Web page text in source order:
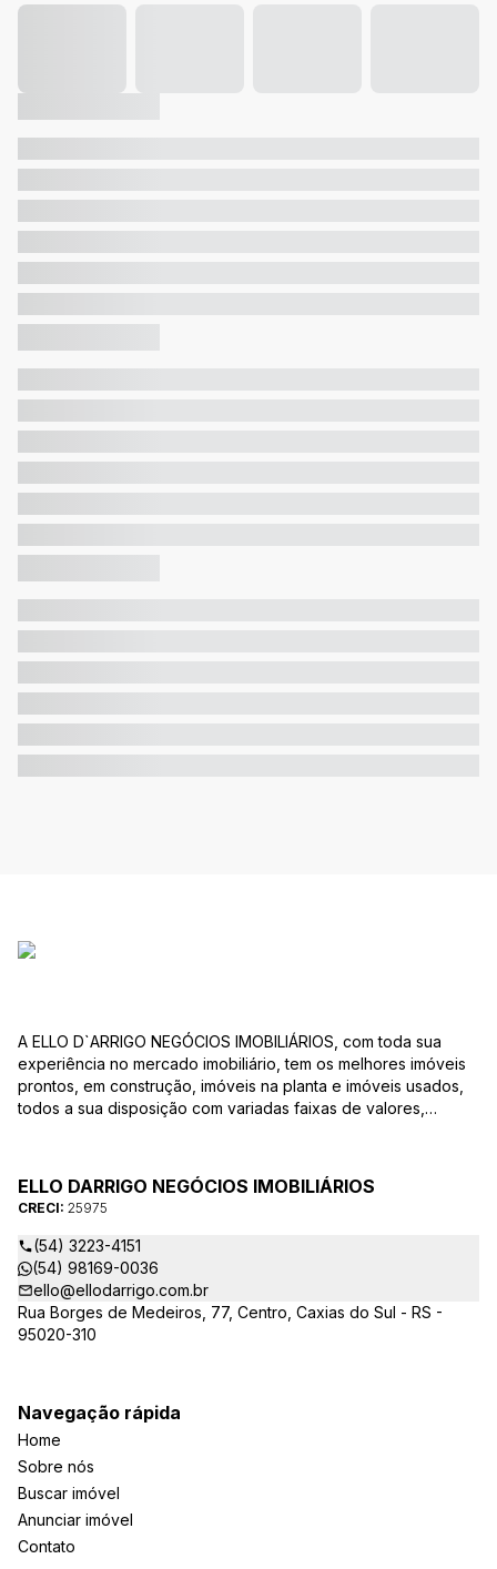
A ELLO D`ARRIGO NEGÓCIOS IMOBILIÁRIOS, com toda sua
experiência no mercado imobiliário, tem os melhores imóveis
prontos, em construção, imóveis na planta e imóveis usados,
todos a sua disposição com variadas faixas de valores,
credenciados ao CRECI-25975 estarão sempre prontos para
responder-lhe todas as suas dúvidas sobre casas,
apartamentos, terrenos, salas comerciais e outros produtos
imobiliários.
ELLO DARRIGO NEGÓCIOS IMOBILIÁRIOS
CRECI: 25975
(54) 3223-4151
(54) 98169-0036
ello@ellodarrigo.com.br
Rua Borges de Medeiros, 77, Centro, Caxias do Sul - RS -
95020-310
Navegação rápida
Home
Sobre nós
Buscar imóvel
Anunciar imóvel
Contato